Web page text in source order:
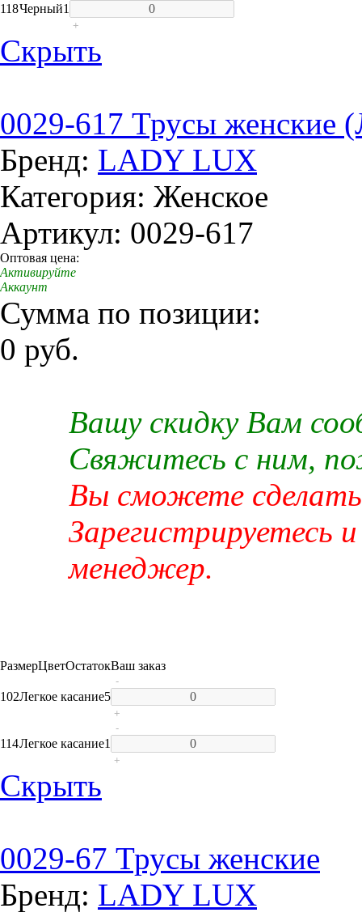
118Черный1
+
Скрыть
0029-617 Трусы женские
Бренд: LADY LUX
Категория: Женское
Артикул: 0029-617
Оптовая цена:
Активируйте
Аккаунт
Сумма по позиции:
0 руб.
Вашу скидку Вам
Свяжитесь с ним,
Вы сможете сделать
Зарегистрируетесь
менеджер.
РазмерЦветОстатокВаш заказ
102Легкое касание5
-
+
114Легкое касание1
-
+
Скрыть
0029-67 Трусы женские
Бренд: LADY LUX